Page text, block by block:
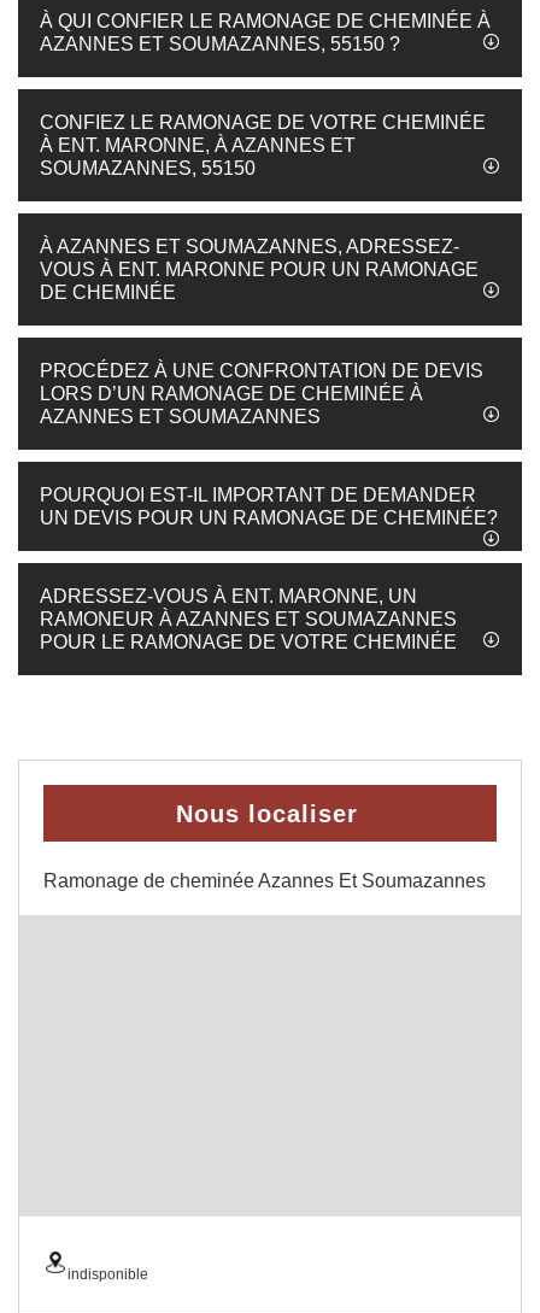
À QUI CONFIER LE RAMONAGE DE CHEMINÉE À
AZANNES ET SOUMAZANNES, 55150 ?
CONFIEZ LE RAMONAGE DE VOTRE CHEMINÉE
À ENT. MARONNE, À AZANNES ET
SOUMAZANNES, 55150
À AZANNES ET SOUMAZANNES, ADRESSEZ-
VOUS À ENT. MARONNE POUR UN RAMONAGE
DE CHEMINÉE
PROCÉDEZ À UNE CONFRONTATION DE DEVIS
LORS D’UN RAMONAGE DE CHEMINÉE À
AZANNES ET SOUMAZANNES
POURQUOI EST-IL IMPORTANT DE DEMANDER
UN DEVIS POUR UN RAMONAGE DE CHEMINÉE?
ADRESSEZ-VOUS À ENT. MARONNE, UN
RAMONEUR À AZANNES ET SOUMAZANNES
POUR LE RAMONAGE DE VOTRE CHEMINÉE
Nous localiser
Ramonage de cheminée Azannes Et Soumazannes
indisponible